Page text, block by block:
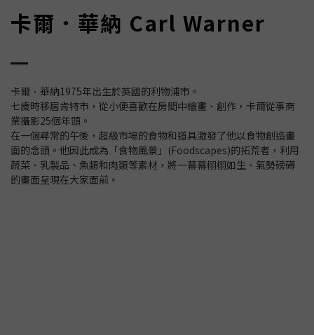
卡爾．華納 Carl Warner
卡爾．華納1975年出生於英國的利物浦市。
七歲時移居肯特市，從小便喜歡在房間中繪畫、創作，卡爾從事商
業攝影25個年頭。
在一個尋常的午後，超級市場的食物和道具激發了他以食物創造畫
面的念頭。他因此成為「食物風景」(Foodscapes)的拓荒者，利用
蔬菜、乳製品、魚類和肉類等素材，將一幕幕栩栩如生、氣勢磅礡
的畫面呈現在大家面前。